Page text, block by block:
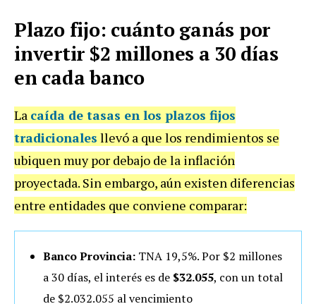
Plazo fijo: cuánto ganás por
invertir $2 millones a 30 días
en cada banco
La caída de tasas en los plazos fijos
tradicionales llevó a que los rendimientos se
ubiquen muy por debajo de la inflación
proyectada. Sin embargo, aún existen diferencias
entre entidades que conviene comparar:
Banco Provincia: TNA 19,5%. Por $2 millones
a 30 días, el interés es de $32.055, con un total
de $2.032.055 al vencimiento